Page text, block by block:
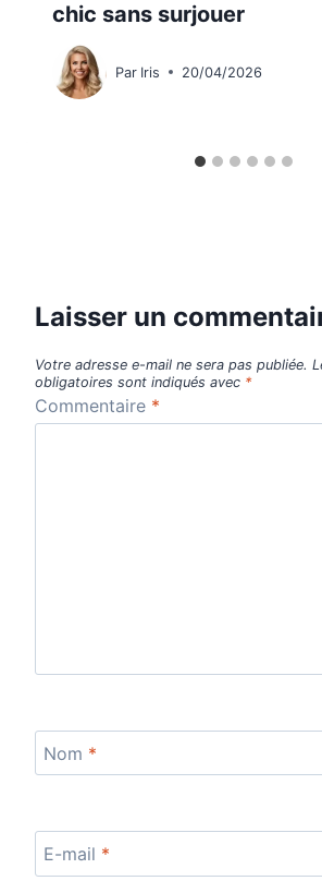
chic sans surjouer
Par Iris 20/04/2026
Laisser un
Votre adresse e-mail ne sera pas publiée.
obligatoires sont indiqués avec *
Commentaire *
Nom *
E-mail *